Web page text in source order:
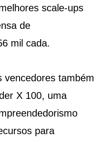
scale-ups
de
mil cada.
vencedores também
X 100, uma
para